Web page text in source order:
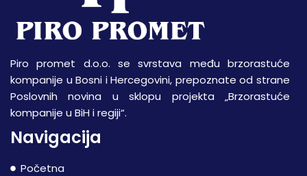
Piro promet d.o.o. se svrstava među brzorastuće
kompanije u Bosni i Hercegovini, prepoznate od strane
Poslovnih novina u sklopu projekta „Brzorastuće
kompanije u BiH i regiji“.
Navigacija
Početna